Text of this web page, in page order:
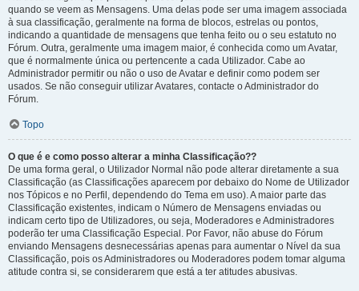
quando se veem as Mensagens. Uma delas pode ser uma imagem associada
à sua classificação, geralmente na forma de blocos, estrelas ou pontos,
indicando a quantidade de mensagens que tenha feito ou o seu estatuto no
Fórum. Outra, geralmente uma imagem maior, é conhecida como um Avatar,
que é normalmente única ou pertencente a cada Utilizador. Cabe ao
Administrador permitir ou não o uso de Avatar e definir como podem ser
usados. Se não conseguir utilizar Avatares, contacte o Administrador do
Fórum.
Topo
O que é e como posso alterar a minha Classificação??
De uma forma geral, o Utilizador Normal não pode alterar diretamente a sua
Classificação (as Classificações aparecem por debaixo do Nome de Utilizador
nos Tópicos e no Perfil, dependendo do Tema em uso). A maior parte das
Classificação existentes, indicam o Número de Mensagens enviadas ou
indicam certo tipo de Utilizadores, ou seja, Moderadores e Administradores
poderão ter uma Classificação Especial. Por Favor, não abuse do Fórum
enviando Mensagens desnecessárias apenas para aumentar o Nível da sua
Classificação, pois os Administradores ou Moderadores podem tomar alguma
atitude contra si, se considerarem que está a ter atitudes abusivas.